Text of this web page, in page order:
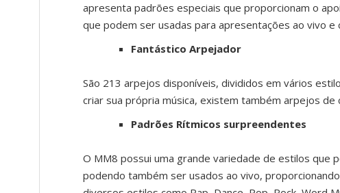
apresenta padrões especiais que proporcionam o
que podem ser usadas para apresentações ao vivo e
Fantástico Arpejador
São 213 arpejos disponíveis, divididos em vários
criar sua própria música, existem também arpejos
Padrões Rítmicos surpreendentes
O MM8 possui uma grande variedade de estilos que
podendo também ser usados ao vivo,